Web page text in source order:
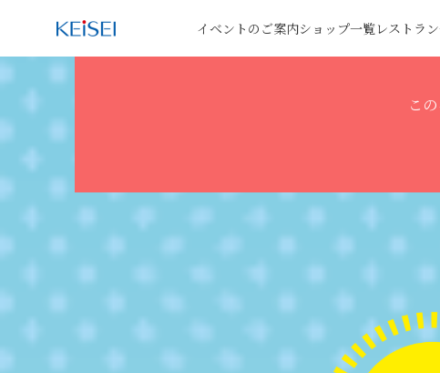
イベントのご案内ショップ一覧レストラ
こ